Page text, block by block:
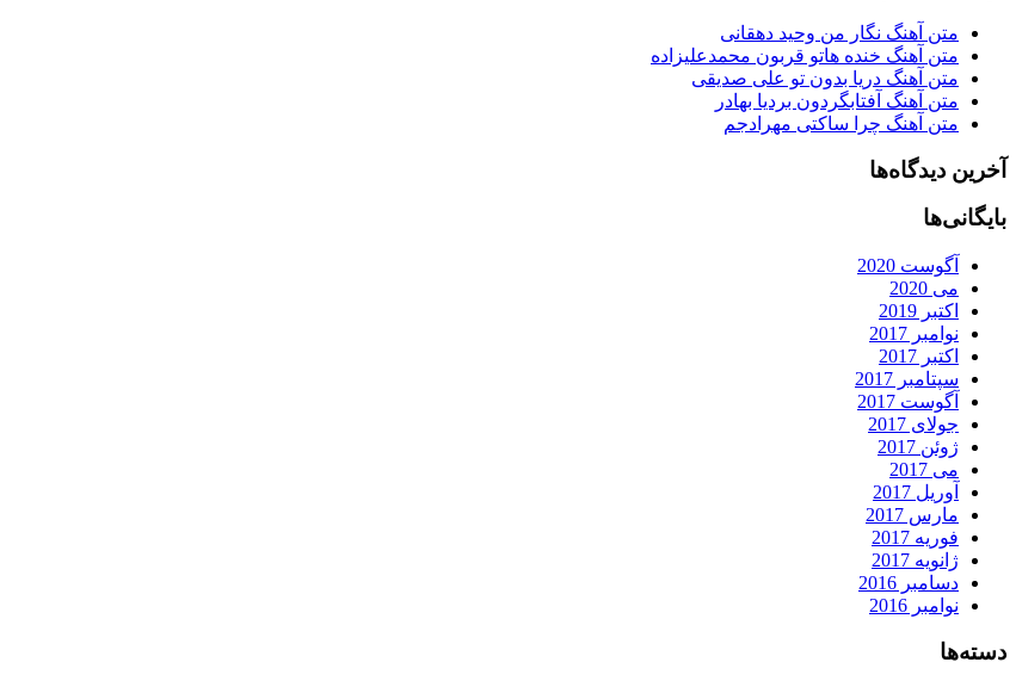
متن آهنگ نگار من وحید دهقانی
متن آهنگ خنده هاتو قربون محمدعلیزاده
متن آهنگ دریا بدون تو علی صدیقی
متن آهنگ آفتابگردون بردیا بهادر
متن آهنگ چرا ساکتی مهرادجم
آخرین دیدگاه‌ها
بایگانی‌ها
آگوست 2020
می 2020
اکتبر 2019
نوامبر 2017
اکتبر 2017
سپتامبر 2017
آگوست 2017
جولای 2017
ژوئن 2017
می 2017
آوریل 2017
مارس 2017
فوریه 2017
ژانویه 2017
دسامبر 2016
نوامبر 2016
دسته‌ها